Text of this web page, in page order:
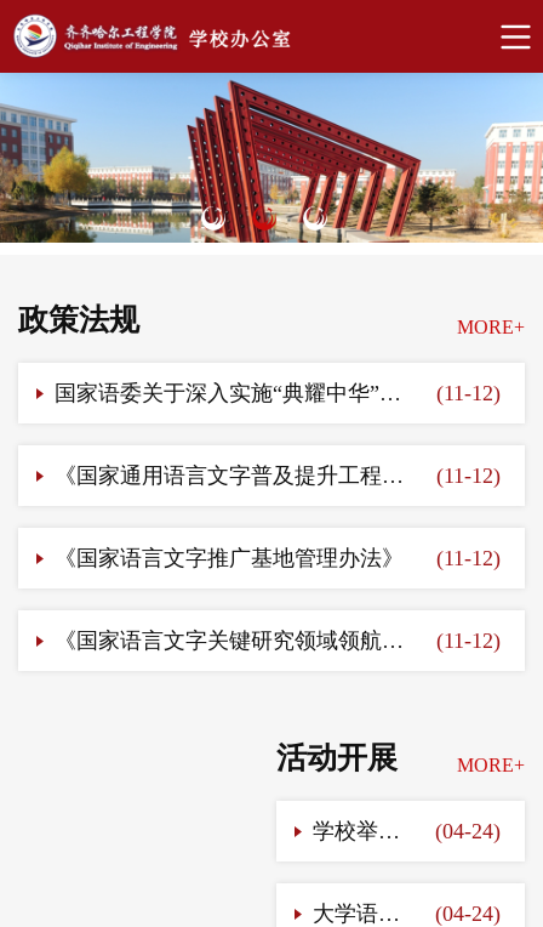
政策法规 MORE+
(11-12)
国家语委关于深入实施“典耀中华”主题读书行动的指导意见
(11-12)
《国家通用语言文字普及提升工程和推普助力乡村振兴计划实施方案》
(11-12)
《国家语言文字推广基地管理办法》
(11-12)
《国家语言文字关键研究领域领航计划管理办法》
活动开展 MORE+
(04-24)
学校举办“书香启智·乐游书海”主题游园活动
(04-24)
大学语文教研室举行读书汇报大赛